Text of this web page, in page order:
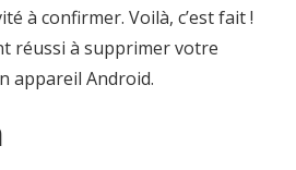
à confirmer. Voilà, c’est fait !
réussi à supprimer votre
appareil Android.